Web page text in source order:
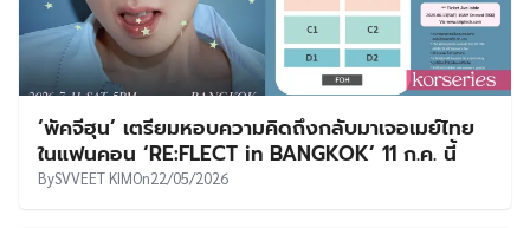
‘พัคจีฮุน’ เตรียมหอบความคิดถึงกลับมาเจอเมย์ไทย
ในแฟนคอน ‘RE:FLECT in BANGKOK’ 11 ก.ค. นี้
BySVVEET KIMOn22/05/2026